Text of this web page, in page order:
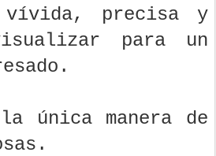
vívida, precisa y
para un
única manera de